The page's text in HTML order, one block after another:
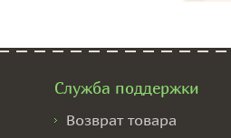
Служба поддержки
Возврат товара